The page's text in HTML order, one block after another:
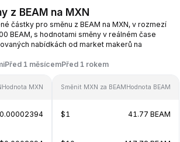
z BEAM na MXN
částky pro směnu z BEAM na MXN, v rozmezí
BEAM, s hodnotami směny v reálném čase
nabídkách od market makerů na
Před 1 měsícemPřed 1 rokem
Hodnota MXN Směnit MXN za BEAMHodnota BEAM
$1 41.77 BEAM